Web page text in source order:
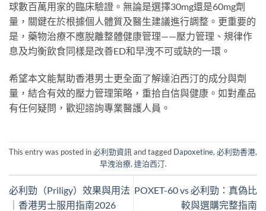
球數百萬用家的臨床驗證。無論是選擇30mg還是60mg劑
量，關鍵在於根據個人體質及醫生建議進行調整。更重要的
是，藥物治療不應脫離整體健康管理——壓力管理、規律作
息及均衡飲食同樣是改善ED和早洩不可或缺的一環。
希望本文能幫助香港男士更全面了解達泊西汀的成分與劑
量，結合有效的壓力管理策略，重拾自信與健康。如對產品
有任何疑問，歡迎諮詢專業醫護人員。
This entry was posted in必利勁資訊 and tagged Dapoxetine, 必利勁香港,
早洩治療, 達泊西汀.
必利勁（Priligy）效果與用法
｜香港男士服用指南2026
POXET-60 vs 必利勁：真偽比
較與選購完整指南